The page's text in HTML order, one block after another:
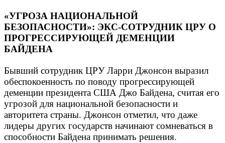
«УГРОЗА НАЦИОНАЛЬНОЙ
БЕЗОПАСНОСТИ»: ЭКС-СОТРУДНИК ЦРУ О
ПРОГРЕССИРУЮЩЕЙ ДЕМЕНЦИИ
БАЙДЕНА
Бывший сотрудник ЦРУ Ларри Джонсон выразил
обеспокоенность по поводу прогрессирующей
деменции президента США Джо Байдена, считая его
угрозой для национальной безопасности и
авторитета страны. Джонсон отметил, что даже
лидеры других государств начинают сомневаться в
способности Байдена принимать решения.